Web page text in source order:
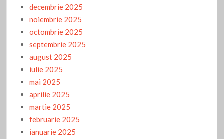
decembrie 2025
noiembrie 2025
octombrie 2025
septembrie 2025
august 2025
iulie 2025
mai 2025
aprilie 2025
martie 2025
februarie 2025
ianuarie 2025